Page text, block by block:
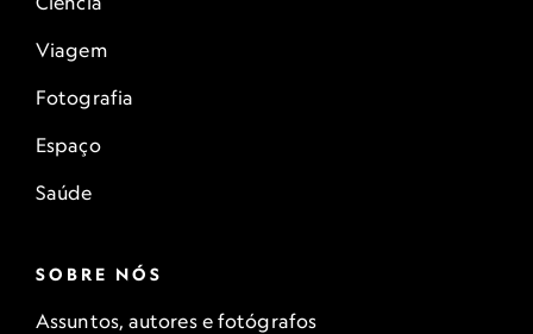
Viagem
Fotografia
Espaço
Saúde
SOBRE NÓS
Assuntos, autores e fotógrafos